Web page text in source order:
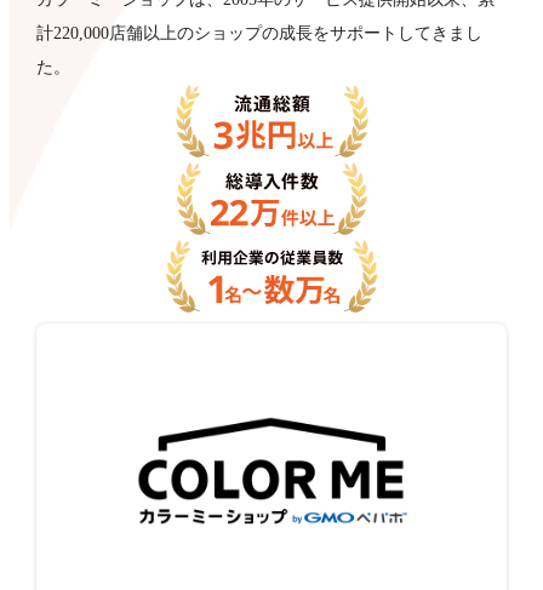
計220,000店舗以上のショップの成長をサポートしてきまし
た。